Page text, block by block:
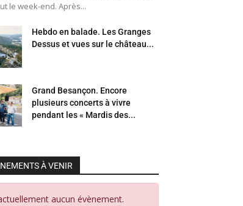
le week-end. Après...
Hebdo en balade. Les Granges
Dessus et vues sur le château...
Grand Besançon. Encore
plusieurs concerts à vivre
pendant les « Mardis des...
À VENIR
aucun évènement.